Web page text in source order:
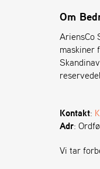
Om
AriensCo
maskiner
Kontakt:
Adr:
Vi tar